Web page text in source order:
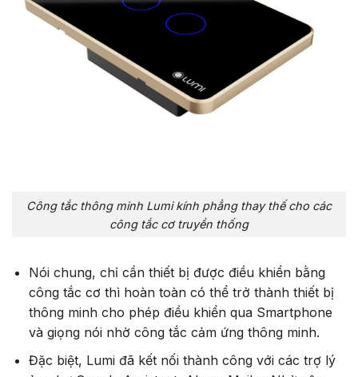
Công tắc thông minh Lumi kính phẳng thay thế cho các
công tắc cơ truyền thống
Nói chung, chỉ cần thiết bị được điều khiển bằng
công tắc cơ thì hoàn toàn có thể trở thành thiết bị
thông minh cho phép điều khiển qua Smartphone
và giọng nói nhờ công tắc cảm ứng thông minh.
Đặc biệt, Lumi đã kết nối thành công với các trợ lý